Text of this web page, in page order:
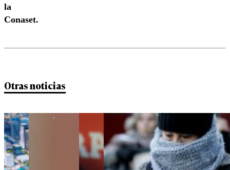
la
Conaset.
Otras noticias